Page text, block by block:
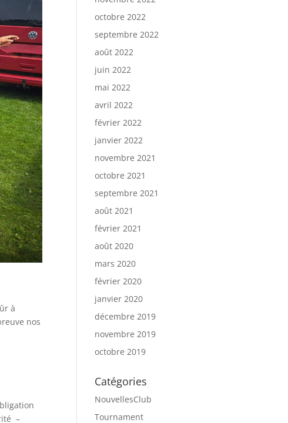
à
nos
–
octobre 2022
septembre 2022
août 2022
juin 2022
mai 2022
avril 2022
février 2022
janvier 2022
novembre 2021
octobre 2021
septembre 2021
août 2021
février 2021
août 2020
mars 2020
février 2020
janvier 2020
décembre 2019
novembre 2019
octobre 2019
Catégories
NouvellesClub
Tournament